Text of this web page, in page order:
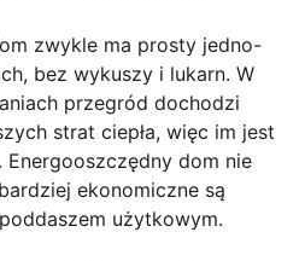
zwykle ma prosty jedno-
bez wykuszy i lukarn. W
przegród dochodzi
strat ciepła, więc im jest
Energooszczędny dom nie
ekonomiczne są
użytkowym.